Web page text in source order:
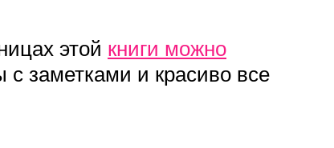
этой книги можно
заметками и красиво все